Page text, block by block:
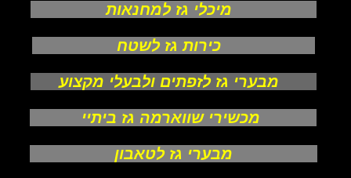
מיכלי גז למחנאות
כירות גז לשטח
מבערי גז לזפתים ולבעלי מקצוע
מכשירי שווארמה גז ביתיי
מבערי גז לטאבון